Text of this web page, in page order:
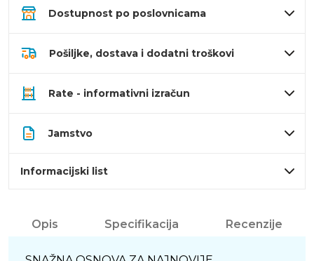
Dostupnost po poslovnicama
Pošiljke, dostava i dodatni troškovi
Rate - informativni izračun
Jamstvo
Informacijski list
Opis Specifikacija Recenzije